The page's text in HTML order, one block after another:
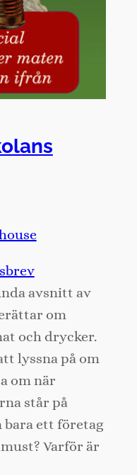
avsnitt av
om
och drycker.
lyssna på om
om när
står på
bara ett företag
Varför är